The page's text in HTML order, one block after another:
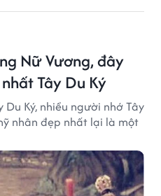
Nữ Vương, đây
Tây Du Ký
Ký, nhiều người nhớ Tây
nhân đẹp nhất lại là một